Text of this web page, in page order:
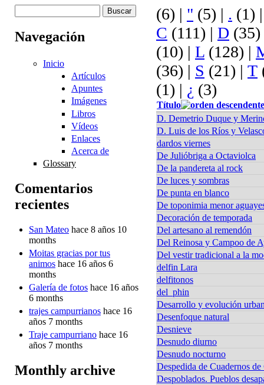
You are here
búsqueda
Navegación
Inicio
Artículos
Apuntes
Imágenes
Libros
Vídeos
Enlaces
Acerca de
Glossary
Comentarios
recientes
San Mateo hace 8 años 10
months
Moitas gracias por tus
animos hace 16 años 6
months
Galería de fotos hace 16 años
6 months
trajes campurrianos hace 16
años 7 months
Traje campurriano hace 16
años 7 months
Monthly archive
(6) | " (5) | . (1)
C (111) | D (35)
(10) | L (128) |
(36) | S (21) | T
(1) | ¿ (3)
Título
D. Demetrio Duque y
D. Luis de los Ríos y
dardos viernes
De Julióbriga a Octaviolca
De la pandereta al rock
De luces y sombras
De punta en blanco
De toponimia menor
Decoración de temporada
Del artesano al remendón
Del Reinosa y Campoo de
Del vestir tradicional a la
delfin Lara
delfitonos
del_phin
Desarrollo y evolución
Desenfoque natural
Desnieve
Desnudo diurno
Desnudo nocturno
Despedida de Cuadernos
Despoblados. Pueblos